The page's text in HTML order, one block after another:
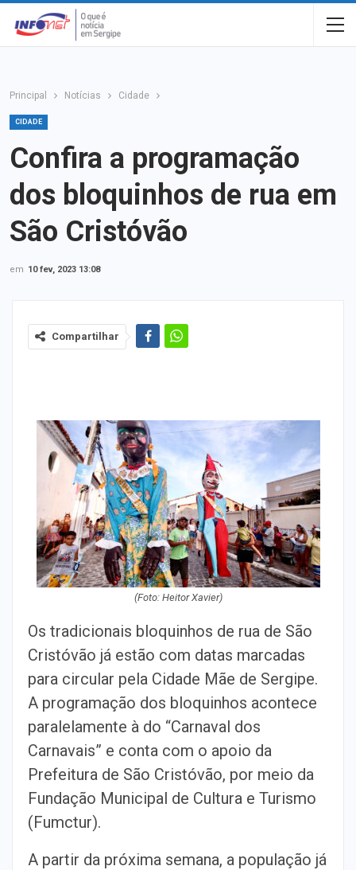
Principal Notícias Cidade
CIDADE
Confira a programação
dos bloquinhos de rua em
São Cristóvão
em 10 fev, 2023 13:08
Compartilhar
(Foto: Heitor Xavier)
Os tradicionais bloquinhos de rua de São
Cristóvão já estão com datas marcadas
para circular pela Cidade Mãe de Sergipe.
A programação dos bloquinhos acontece
paralelamente à do “Carnaval dos
Carnavais” e conta com o apoio da
Prefeitura de São Cristóvão, por meio da
Fundação Municipal de Cultura e Turismo
(Fumctur).
A partir da próxima semana, a população já